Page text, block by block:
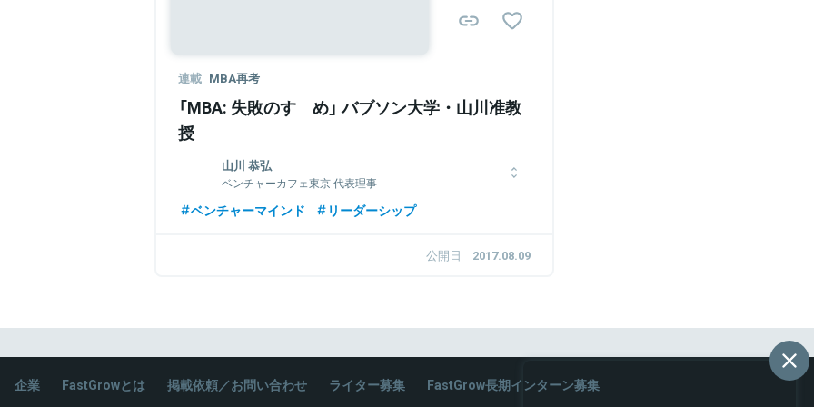
連載 MBA再考
「MBA: 失敗のすゝめ」 バブソン大学・山川准教
授
山川 恭弘
ベンチャーカフェ東京 代表理事
バブソン大学アントレプレナーシップ准教授
サス州立大学ダラス校で国際経営学博士号（PhD）取得。2009年度
ベンチャーマインド リーダーシップ
公開日 2017.08.09
企業 FastGrowとは 掲載依頼／お問い合わせ ライター募集 FastGrow長期インターン募集